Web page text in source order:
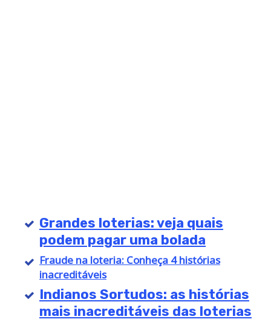
Grandes loterias: veja quais
podem pagar uma bolada
Fraude na loteria: Conheça 4 histórias
inacreditáveis
Indianos Sortudos: as histórias
mais inacreditáveis das loterias